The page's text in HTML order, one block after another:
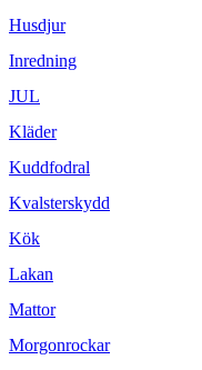
Husdjur
Inredning
JUL
Kläder
Kuddfodral
Kvalsterskydd
Kök
Lakan
Mattor
Morgonrockar